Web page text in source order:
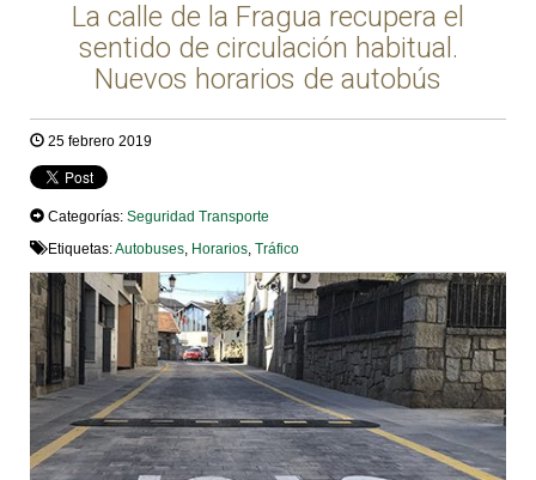
La calle de la Fragua recupera el
sentido de circulación habitual.
Nuevos horarios de autobús
25 febrero 2019
Categorías: Seguridad Transporte
Etiquetas:Autobuses Horarios Tráfico